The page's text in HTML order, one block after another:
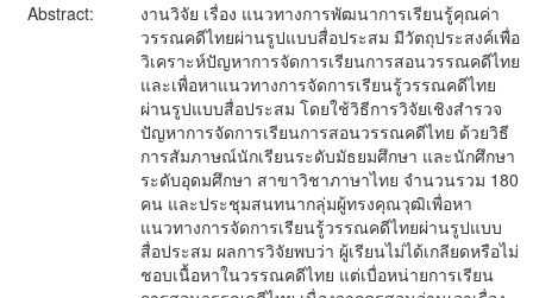
Abstract:
งานวิจัย เรื่อง แนวทางการพัฒนาการเรียนรู้คุณค่า
วรรณคดีไทยผ่านรูปแบบสื่อประสม มีวัตถุประสงค์เพื่อ
วิเคราะห์ปัญหาการจัดการเรียนการสอนวรรณคดีไทย
และเพื่อหาแนวทางการจัดการเรียนรู้วรรณคดีไทย
ผ่านรูปแบบสื่อประสม โดยใช้วิธีการวิจัยเชิงสำรวจ
ปัญหาการจัดการเรียนการสอนวรรณคดีไทย ด้วยวิธี
การสัมภาษณ์นักเรียนระดับมัธยมศึกษา และนักศึกษา
ระดับอุดมศึกษา สาขาวิชาภาษาไทย จำนวนรวม 180
คน และประชุมสนทนากลุ่มผู้ทรงคุณวุฒิเพื่อหา
แนวทางการจัดการเรียนรู้วรรณคดีไทยผ่านรูปแบบ
สื่อประสม ผลการวิจัยพบว่า ผู้เรียนไม่ได้เกลียดหรือไม่
ชอบเนื้อหาในวรรณคดีไทย แต่เบื่อหน่ายการเรียน